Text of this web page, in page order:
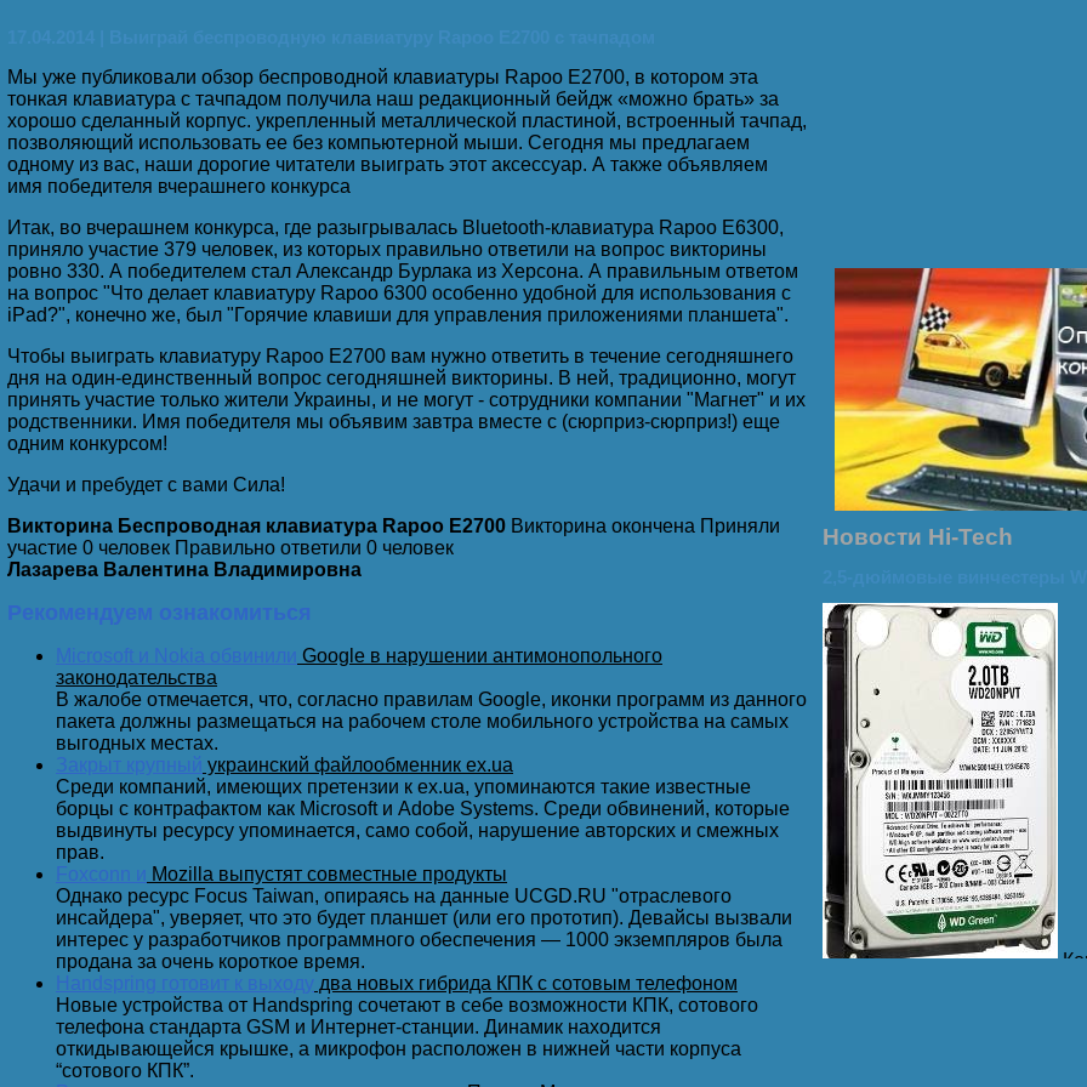
Помогу выйти из Интернета!
Скажи мне, что ты ищешь в Интернете, и я скажу, кто ты.
Кто знает, где скачать последнюю версию Интернета?
Сижу в Интернете, чувствую запах жареной картошки, а ведь я её варить nocтaвил!
Захожу в бухгалтерию - никого... Захожу в одноклассники - опппа! Бухгалтерия!!!
Ваши руки ввели идиотскую команду и будут ампутированы.
Возвращается муж неожиданно из Интернета …
Поломал Вася-хакер своего провайдера - и сидит теперь, как дурак без Интернета ...
Клавиатуру топтать – это вам не джойстиком баловаться.
Ничего так не украшает женщину, как Фотошоп.
- Зачем компьютеры пищат, когда нажимаешь сразу много клавиш?
Мы уже публиковали обзор беспроводной клавиатуры Rapoo E2700, в котором эта
тонкая клавиатура с тачпадом получила наш редакционный бейдж «можно брать» за
хорошо сделанный корпус. укрепленный металлической пластиной, встроенный тачпад,
позволяющий использовать ее без компьютерной мыши. Сегодня мы предлагаем
одному из вас, наши дорогие читатели выиграть этот аксессуар. А также объявляем
имя победителя вчерашнего конкурса
Итак, во вчерашнем конкурса, где разыгрывалась Bluetooth-клавиатура Rapoo E6300,
приняло участие 379 человек, из которых правильно ответили на вопрос викторины
ровно 330. А победителем стал Александр Бурлака из Херсона. А правильным ответом
на вопрос "Что делает клавиатуру Rapoo 6300 особенно удобной для использования с
iPad?", конечно же, был "Горячие клавиши для управления приложениями планшета".
Чтобы выиграть клавиатуру Rapoo E2700 вам нужно ответить в течение сегодняшнего
дня на один-единственный вопрос сегодняшней викторины. В ней, традиционно, могут
принять участие только жители Украины, и не могут - сотрудники компании "Магнет" и их
родственники. Имя победителя мы объявим завтра вместе с (сюрприз-сюрприз!) еще
одним конкурсом!
Удачи и пребудет с вами Сила!
Викторина Беспроводная клавиатура Rapoo E2700 Викторина окончена Приняли
участие 0 человек Правильно ответили 0 человек
Лазарева Валентина Владимировна
Рекомендуем ознакомиться
Microsoft и Nokia обвинили Google в нарушении антимонопольного
законодательства
В жалобе отмечается, что, согласно правилам Google, иконки программ из данного
пакета должны размещаться на рабочем столе мобильного устройства на самых
выгодных местах.
Закрыт крупный украинский файлообменник ex.ua
Среди компаний, имеющих претензии к ex.ua, упоминаются такие известные
борцы с контрафактом как Microsoft и Adobe Systems. Среди обвинений, которые
выдвинуты ресурсу упоминается, само собой, нарушение авторских и смежных
прав.
Foxconn и Mozilla выпустят совместные продукты
Однако ресурс Focus Taiwan, опираясь на данные UCGD.RU "отраслевого
инсайдера", уверяет, что это будет планшет (или его прототип). Девайсы вызвали
интерес у разработчиков программного обеспечения — 1000 экземпляров была
продана за очень короткое время.
Handspring готовит к выходу два новых гибрида КПК с сотовым телефоном
Новые устройства от Handspring сочетают в себе возможности КПК, сотового
телефона стандарта GSM и Интернет-станции. Динамик находится
откидывающейся крышке, а микрофон расположен в нижней части корпуса
“сотового КПК”.
Новости Hi-Tech